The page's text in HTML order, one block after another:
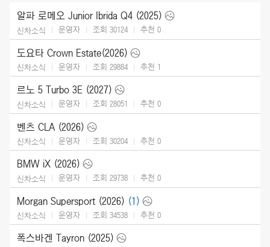
알파 로메오 Junior Ibrida Q4 (2025)
신차소식 운영자 조회 30124 추천 0
도요타 Crown Estate(2026)
신차소식 운영자 조회 29884 추천 1
르노 5 Turbo 3E (2027)
신차소식 운영자 조회 28051 추천 0
벤츠 CLA (2026)
신차소식 운영자 조회 30204 추천 0
BMW iX (2026)
신차소식 운영자 조회 29738 추천 0
Morgan Supersport (2026) (1)
신차소식 운영자 조회 34538 추천 0
폭스바겐 Tayron (2025)